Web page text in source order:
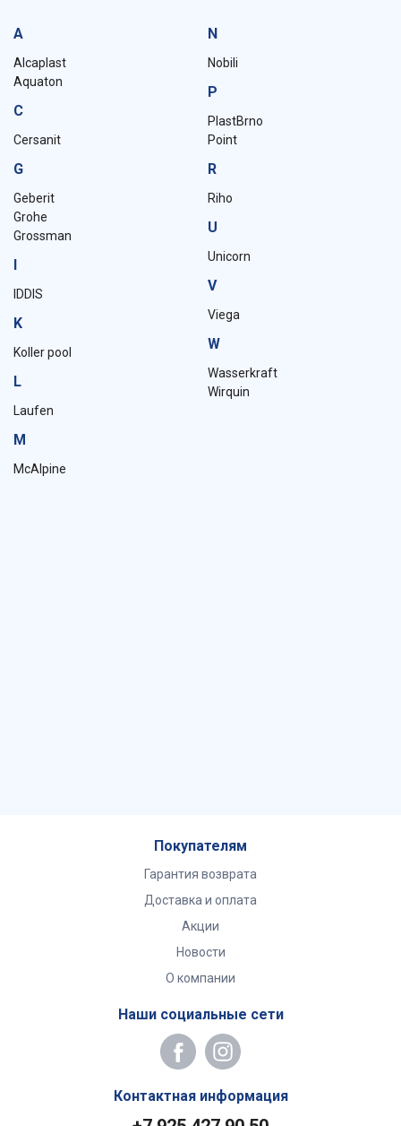
A
Alcaplast
Aquaton
C
Cersanit
G
Geberit
Grohe
Grossman
IDDIS
K
Koller pool
L
Laufen
M
McAlpine
N
Nobili
P
PlastBrno
Point
R
Riho
U
Unicorn
V
Viega
W
Wasserkraft
Wirquin
Покупателям
Гарантия возврата
Доставка и оплата
Акции
Новости
О компании
Наши социальные сети
Контактная информация